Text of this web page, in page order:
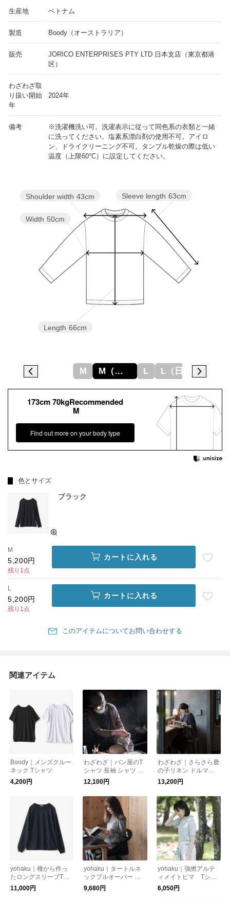
生産地 ベトナム
製造 Boody（オーストラリア）
販売
JORICO ENTERPRISES PTY LTD 日本支店（東京都港
区）
わざわざ取
り扱い開始
年
2024年
備考
※洗濯機洗い可。洗濯表示に従って同色系の衣類と一緒
に洗ってください。塩素系漂白剤の使用不可。アイロ
ン、ドライクリーニング不可。タンブル乾燥の際は低い
温度（上限60°C）に設定してください。
Sleeve length 63cm
Length 66cm
Width 50cm
Shoulder width 43cm
M M（日本サイズL） L
173cm 70kgRecommended
M
Find out more on your body type
色とサイズ
ブラック
M
5,200円
残り1点
カートに入れる
L
5,200円
残り1点
カートに入れる
このアイテムについてお問い合わせする
関連アイテム
Boody｜メンズクルー
ネック Tシャツ
4,200円
わざわざ｜パン屋のT
シャツ 長袖 シャツ ロ
ンT ユニセックス
12,100円
わざわざ｜さらさら鹿
の子リネン ドルマン
トップ
13,200円
yohaku｜種から作っ
たロングスリーブTシ
ャツ
11,000円
yohaku｜タートルネ
ックプルオーバー 綿
カシミヤ接結 長袖
シャツ ロンT ユニセッ
9,680円
yohaku｜強撚アルテ
ィメイトピマ Tシャ
ツ
6,050円